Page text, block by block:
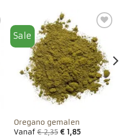
Sale
Toevoegen
aan
favorieten
Oregano gemalen
Vanaf€2,35 €1,85